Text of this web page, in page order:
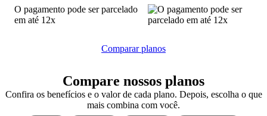
O pagamento pode ser parcelado
em até 12x
Comparar planos
Compare nossos planos
Confira os benefícios e o valor de cada plano. Depois, escolha o que
mais combina com você.